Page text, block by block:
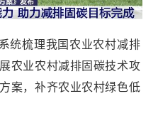
统梳理我国农业农村减排
农业农村减排固碳技术攻
案，补齐农业农村绿色低